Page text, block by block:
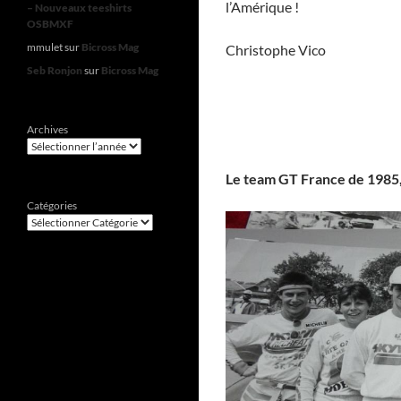
l’Amérique !
Christophe Vico
Le team GT France de
– Nouveaux teeshirts
OSBMXF
mmuletsur Bicross Mag
Seb Ronjon sur Bicross Mag
Archives
Catégories